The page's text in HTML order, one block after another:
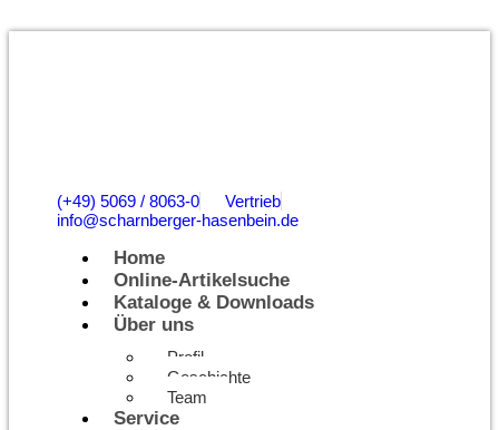
(+49) 5069 / 8063-0
Vertrieb
info@scharnberger-hasenbein.de
Home
Online-Artikelsuche
Kataloge & Downloads
Über uns
Profil
Geschichte
Team
Service